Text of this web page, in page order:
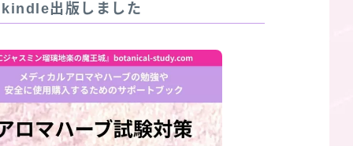
出版しました